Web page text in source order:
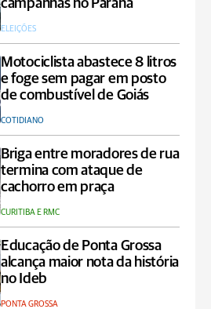
campanhas no Paraná
ELEIÇÕES
Motociclista abastece 8 litros
e foge sem pagar em posto
de combustível de Goiás
COTIDIANO
Briga entre moradores de rua
termina com ataque de
cachorro em praça
CURITIBA E RMC
Educação de Ponta Grossa
alcança maior nota da história
no Ideb
PONTA GROSSA